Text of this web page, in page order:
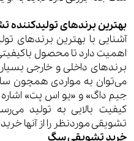
بهترین برندهای
آشنایی با بهترین برندهای
اهمیت دارد تا محصول
برندهای داخلی و خارجی
می‌توان به مواردی همچون
جیم داگ» و «یو اس پت»
کیفیت بالایی به تولید
تشویقی موردنظر را از آنها
خرید تشویقی سگ